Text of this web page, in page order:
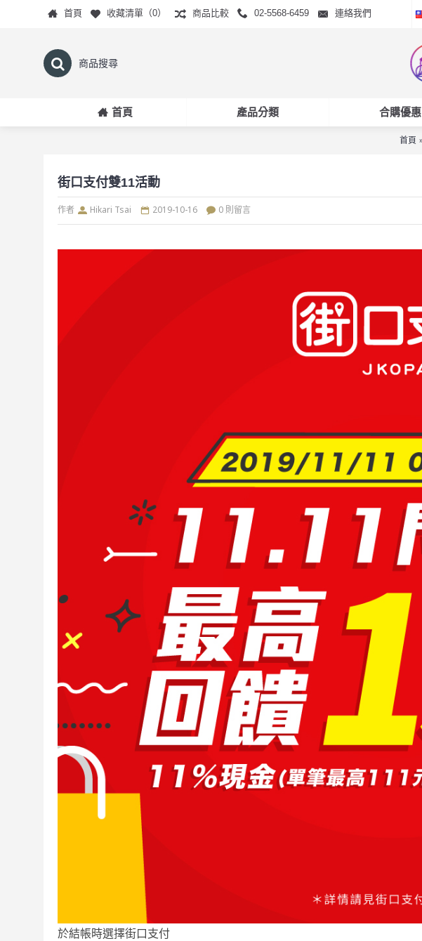
首頁 收藏清單（0） 商品比較 02-5568-6459 連絡我們
首頁 產品分類 合購優惠
首頁
街口支付雙11活動
作者 Hikari Tsai 2019-10-16 0 則留言
於結帳時選擇街口支付